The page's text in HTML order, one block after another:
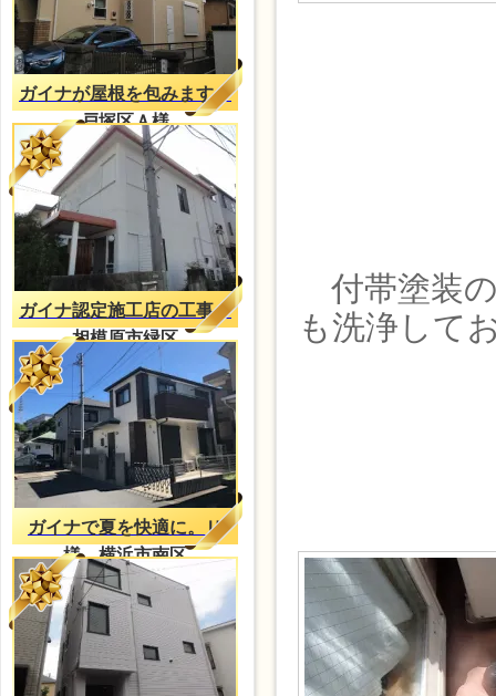
ガイナが屋根を包みます。
戸塚区Ａ様
ガイナ認定施工店の工事
相模原市緑区
ガイナで夏を快適に。Ｕ
様 横浜市南区
付帯塗装
も洗浄して